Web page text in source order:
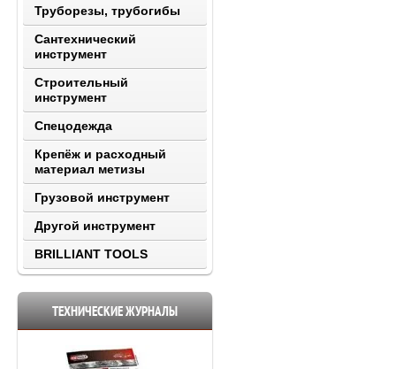
Труборезы, трубогибы
Сантехнический
инструмент
Строительный
инструмент
Спецодежда
Крепёж и расходный
материал метизы
Грузовой инструмент
Другой инструмент
BRILLIANT TOOLS
ТЕХНИЧЕСКИЕ ЖУРНАЛЫ